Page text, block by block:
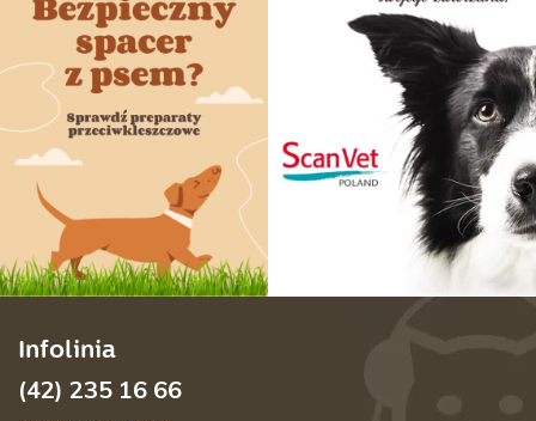
Infolinia
(42) 235 16 66